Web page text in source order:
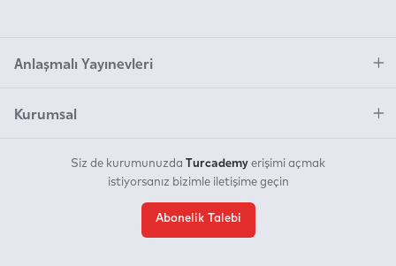
Anlaşmalı Yayınevleri
Kurumsal
Siz de kurumunuzda Turcademy erişimi açmak
istiyorsanız bizimle iletişime geçin
Abonelik Talebi